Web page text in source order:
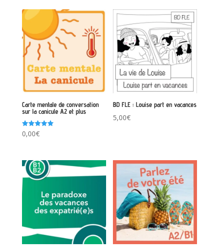
Carte mentale de conversation
sur la canicule A2 et plus
Note
5.00
0,00€
BD FLE : Louise part en vacances
5,00€